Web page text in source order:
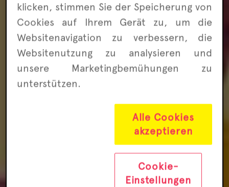
klicken, stimmen Sie der Speicherung von
Cookies auf Ihrem Gerät zu, um die
Websitenavigation zu ver­bessern, die
Website­nutzung zu analysieren und
unsere Marketing­bemühungen zu
unterstützen.
Alle Cookies
akzeptieren
Cookie-
Einstellungen